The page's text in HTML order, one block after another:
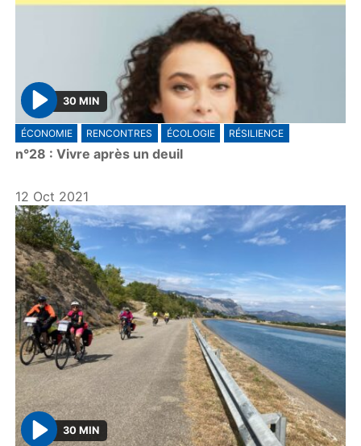
P
l
a
30 MIN
ÉCONOMIE RENCONTRES ÉCOLOGIE RÉSILIENCE
n°28 : Vivre après un deuil
12 Oct 2021
30 MIN